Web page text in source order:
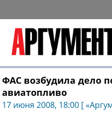
ФАС возбудила дело
авиатопливо
17 июня 2008, 18:00 [